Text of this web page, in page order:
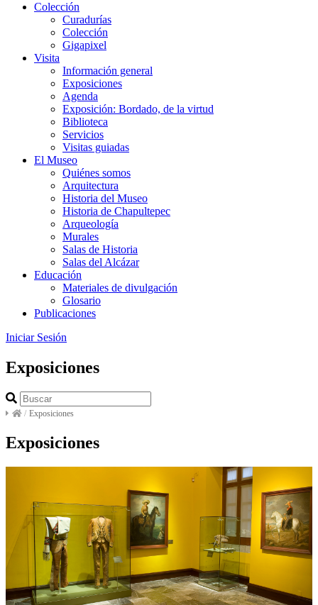
Colección
Curadurías
Colección
Gigapixel
Visita
Información general
Exposiciones
Agenda
Exposición: Bordado, de la virtud
Biblioteca
Servicios
Visitas guiadas
El Museo
Quiénes somos
Arquitectura
Historia del Museo
Historia de Chapultepec
Arqueología
Murales
Salas de Historia
Salas del Alcázar
Educación
Materiales de divulgación
Glosario
Publicaciones
Iniciar Sesión
Exposiciones
/ Exposiciones
Exposiciones